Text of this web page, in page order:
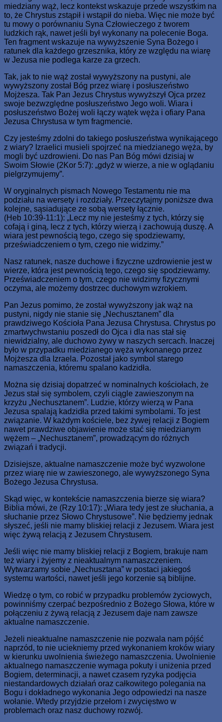
miedziany wąż, lecz kontekst wskazuje przede wszystkim na
to, że Chrystus zstąpił i wstąpił do nieba. Więc nie może być
tu mowy o porównaniu Syna Człowieczego z tworem
ludzkich rąk, nawet jeśli był wykonany na polecenie Boga.
Ten fragment wskazuje na wywyższenie Syna Bożego i
ratunek dla każdego grzesznika, który ze względu na wiarę
w Jezusa nie podlega karze za grzech.
Tak, jak to nie wąż został wywyższony na pustyni, ale
wywyższony został Bóg przez wiarę i posłuszeństwo
Mojżesza. Tak Pan Jezus Chrystus wywyższył Ojca przez
swoje bezwzględne posłuszeństwo Jego woli. Wiara i
posłuszeństwo Bożej woli łączy wątek węża i ofiary Pana
Jezusa Chrystusa w tym fragmencie.
Czy jesteśmy zdolni do takiego posłuszeństwa wynikającego
z wiary? Izraelici musieli spojrzeć na miedzianego węża, by
mogli być uzdrowieni. Do nas Pan Bóg mówi dzisiaj w
Swoim Słowie (2Kor 5:7): „gdyż w wierze, a nie w oglądaniu
pielgrzymujemy”.
W oryginalnych pismach Nowego Testamentu nie ma
podziału na wersety i rozdziały. Przeczytajmy poniższe dwa
kolejne, sąsiadujące ze sobą wersety łącznie.
(Heb 10:39-11:1): „Lecz my nie jesteśmy z tych, którzy się
cofają i giną, lecz z tych, którzy wierzą i zachowują duszę. A
wiara jest pewnością tego, czego się spodziewamy,
przeświadczeniem o tym, czego nie widzimy.”
Nasz ratunek, nasze duchowe i fizyczne uzdrowienie jest w
wierze, która jest pewnością tego, czego się spodziewamy.
Przeświadczeniem o tym, czego nie widzimy fizycznymi
oczyma, ale możemy dostrzec duchowym wzrokiem.
Pan Jezus pomimo, że został wywyższony jak wąż na
pustyni, nigdy nie stanie się „Nechusztanem” dla
prawdziwego Kościoła Pana Jezusa Chrystusa. Chrystus po
zmartwychwstaniu poszedł do Ojca i dla nas stał się
niewidzialny, ale duchowo żywy w naszych sercach. Inaczej
było w przypadku miedzianego węża wykonanego przez
Mojżesza dla Izraela. Pozostał jako symbol starego
namaszczenia, któremu spalano kadzidła.
Można się dzisiaj dopatrzeć w nominalnych kościołach, że
Jezus stał się symbolem, czyli ciągle zawieszonym na
krzyżu „Nechusztanem”. Ludzie, którzy wierzą w Pana
Jezusa spalają kadzidła przed takimi symbolami. To jest
związanie. W każdym kościele, bez żywej relacji z Bogiem
nawet prawdziwe objawienie może stać się miedzianym
wężem – „Nechusztanem”, prowadzącym do różnych
związań i tradycji.
Dzisiejsze, aktualne namaszczenie może być wyzwolone
przez wiarę nie w zawieszonego, ale wywyższonego Syna
Bożego Jezusa Chrystusa.
Skąd więc, w kontekście namaszczenia bierze się wiara?
Biblia mówi, że (Rzy 10:17): „Wiara tedy jest ze słuchania, a
słuchanie przez Słowo Chrystusowe”. Nie będziemy jednak
słyszeć, jeśli nie mamy bliskiej relacji z Jezusem. Wiara jest
więc żywą relacją z Jezusem Chrystusem.
Jeśli więc nie mamy bliskiej relacji z Bogiem, brakuje nam
też wiary i żyjemy z nieaktualnym namaszczeniem.
Wytwarzamy sobie „Nechusztana” w postaci jakiegoś
systemu wartości, nawet jeśli jego korzenie są biblijne.
Wiedzę o tym, co robić w przypadku problemów życiowych,
powinniśmy czerpać bezpośrednio z Bożego Słowa, które w
połączeniu z żywą relacją z Jezusem daje nam zawsze
aktualne namaszczenie.
Jeżeli nieaktualne namaszczenie nie pozwala nam pójść
naprzód, to nie uciekniemy przed wykonaniem kroków wiary
w kierunku uwolnienia świeżego namaszczenia. Uwolnienie
aktualnego namaszczenie wymaga pokuty i uniżenia przed
Bogiem, determinacji, a nawet czasem ryzyka podjęcia
niestandardowych działań oraz całkowitego polegania na
Bogu i dokładnego wykonania Jego odpowiedzi na nasze
wołanie. Wtedy przyjdzie przełom i zwycięstwo w
problemach oraz nasz duchowy rozwój.